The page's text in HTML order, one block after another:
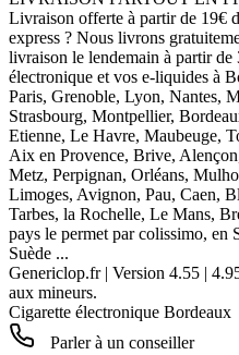
Livraison offerte à partir de 19€
express ? Nous livrons
livraison le lendemain à partir de
électronique et vos e-liquides à
Paris, Grenoble, Lyon, Nantes,
Strasbourg, Montpellier,
Etienne, Le Havre, Maubeuge,
Aix en Provence, Brive,
Metz, Perpignan, Orléans,
Limoges, Avignon, Pau, Caen,
Tarbes, la Rochelle, Le Mans,
pays le permet par colissimo, en
Suède ...
Genericlop.fr| Version 4.55 |
aux mineurs.
Cigarette électronique Bordeaux
Parler à un conseiller